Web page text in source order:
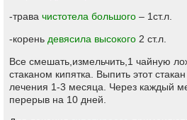
-трава чистотела большого – 1ст.л.
-корень девясила высокого 2 ст.л.
Все смешать,измельчить,1 чайную
стаканом кипятка. Выпить этот
лечения 1-3 месяца. Через каждый
перерыв на 10 дней.